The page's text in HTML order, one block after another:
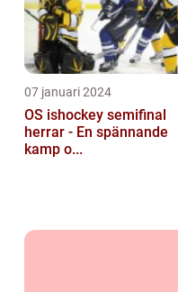
07 januari 2024
OS ishockey semifinal
herrar - En spännande
kamp o...